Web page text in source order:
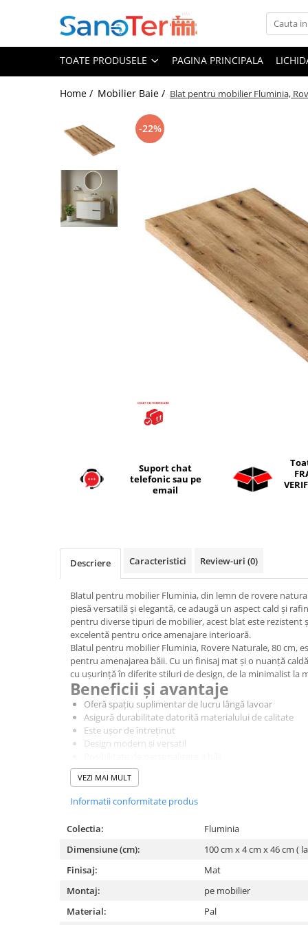
Toate Produsele
Obiecte Sanitare
Lavoare pe blat
Lavoare incastrabile
Lavoare sub blat
Lavoare Colt Duble Speciale
Lavoare stative
Lavoare pe mobilier
Rezervore incastrate
Rame instalare
Seturi de mobilier si lavoar
Oglinzi baie si corpuri iluminat
Corpuri iluminat
Oglinzi cu iluminare
Oglinzi cu dulapior
Oglinzi simple
Mobilier Lavoar baie
Dulapuri de baie
Rafturi incastrate
Accesorii pentru mobila
Baterii lavoar
Seturi baterii
Baterii bideu si dus igienic
TOATE PRODUSELE PAGINA PRINCIPALA
Home / Mobilier Baie / Blat pentru mobilier Fluminia,
-22%
Suport chat
telefonic sau pe
email
Descriere Caracteristici Review-uri (0)
Blatul pentru mobilier Fluminia, din lemn de rovere
piesă versatilă și elegantă, ce adaugă un aspect cald și
pentru diverse tipuri de mobilier, acest blat este rezistent
excelentă pentru orice amenajare interioară.
Blatul pentru mobilier Fluminia, Rovere Naturale, 80 cm,
pentru amenajarea băii. Cu un finisaj mat și o nuanță
cu ușurință în diferite stiluri de design, de la minimalist la
Beneficii și avantaje
Oferă spațiu suplimentar de lucru lângă lavoar
Asigură durabilitate datorită materialului de calitate
Este ușor de întreținut
Design modern și versatil
Finisaj plăcut, cu aspect natural
Specificații tehnice
Montaj: pe mobilier
Material: PAL
Dimensiuni:10
Fotografia are un caracter informativ și poate conține
standard; unele specificații ale produsului pot fi
VEZI MAI MULT
Informatii conformitate produs
Colectia:
Fluminia
Dimensiune (cm):
100 cm x 4 cm x 46 cm (
Finisaj:
Mat
Montaj:
pe mobilier
Material:
Pal